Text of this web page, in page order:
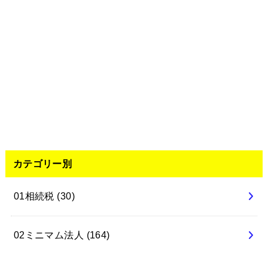
カテゴリー別
01相続税 (30)
02ミニマム法人 (164)